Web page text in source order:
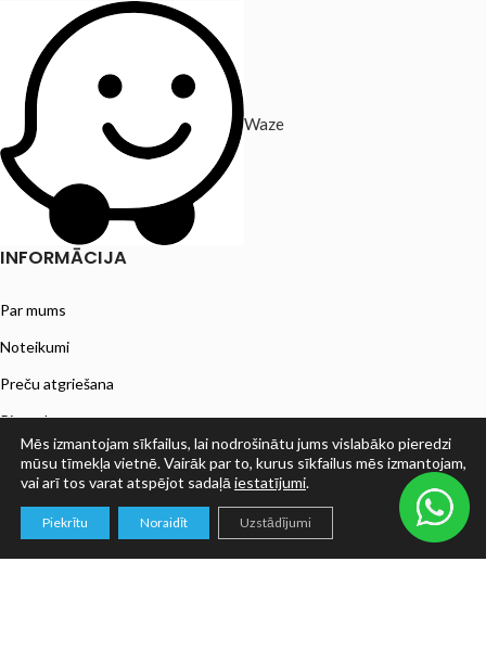
Waze
INFORMĀCIJA
Par mums
Noteikumi
Preču atgriešana
Piegāde
ESTO nomaksa
Privātuma politika
Mēs izmantojam sīkfailus, lai nodrošinātu jums vislabāko pieredzi
mūsu tīmekļa vietnē. Vairāk par to, kurus sīkfailus mēs izmantojam,
vai arī tos varat atspējot sadaļā iestatījumi.
Piekrītu Noraidīt Uzstādījumi
FiltersGrozs
Mans konts